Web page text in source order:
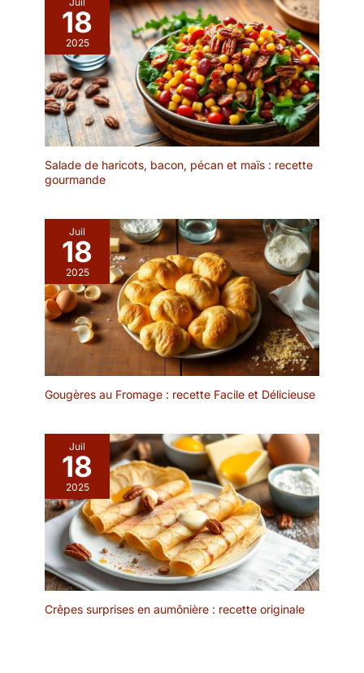
vous permet de bien voir
les aliments à l'intérieur
et qui empêche
efficacement la poussière
ou les insectes de
tomber sur les aliments. Il
est idéal pour le thé de
l'après-midi, les fêtes
repas de famille.
présentoir à gâteaux
multifonctionnel est
fabriqué en bois, sans
BPA, sain et écologique,
vous pouvez donc
l'utiliser sans hésitation.
Le présentoir à gâteaux
est transparent et
élégant, léger et facile à
transporter, et sûr à
utiliser. Il est idéal comme
comme cadeau de
fiançailles ou comme
cadeau d'anniversaire.
✔[Facile à nettoyer] : le
présentoir à gâteaux est
fabriqué dans un
matériau de haute qualité
et n'absorbe ni les
odeurs ni les taches. Il
peu de liquide vaisselle et
18
2025
Salade de haricots, bacon, pécan et maïs : recette
gourmande
Juil
18
2025
Gougères au Fromage : recette Facile et Délicieuse
Juil
18
2025
Crêpes surprises en aumônière : recette originale